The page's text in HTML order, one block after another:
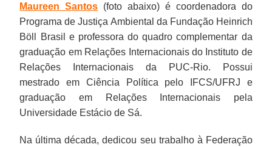
Maureen Santos (foto abaixo) é coordenadora do
Programa de Justiça Ambiental da Fundação Heinrich
Böll Brasil e professora do quadro complementar da
graduação em Relações Internacionais do Instituto de
Relações Internacionais da PUC-Rio. Possui
mestrado em Ciência Política pelo IFCS/UFRJ e
graduação em Relações Internacionais pela
Universidade Estácio de Sá.
Na última década, dedicou seu trabalho à Federação